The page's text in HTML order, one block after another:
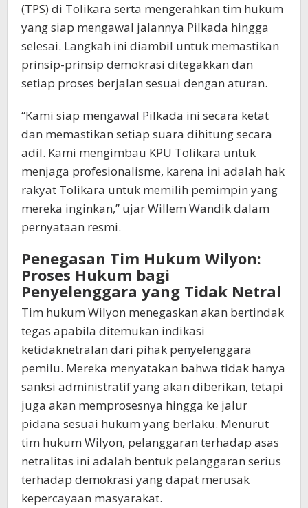
(TPS) di Tolikara serta mengerahkan tim hukum
yang siap mengawal jalannya Pilkada hingga
selesai. Langkah ini diambil untuk memastikan
prinsip-prinsip demokrasi ditegakkan dan
setiap proses berjalan sesuai dengan aturan.
“Kami siap mengawal Pilkada ini secara ketat
dan memastikan setiap suara dihitung secara
adil. Kami mengimbau KPU Tolikara untuk
menjaga profesionalisme, karena ini adalah hak
rakyat Tolikara untuk memilih pemimpin yang
mereka inginkan,” ujar Willem Wandik dalam
pernyataan resmi.
Penegasan Tim Hukum Wilyon:
Proses Hukum bagi
Penyelenggara yang Tidak Netral
Tim hukum Wilyon menegaskan akan bertindak
tegas apabila ditemukan indikasi
ketidaknetralan dari pihak penyelenggara
pemilu. Mereka menyatakan bahwa tidak hanya
sanksi administratif yang akan diberikan, tetapi
juga akan memprosesnya hingga ke jalur
pidana sesuai hukum yang berlaku. Menurut
tim hukum Wilyon, pelanggaran terhadap asas
netralitas ini adalah bentuk pelanggaran serius
terhadap demokrasi yang dapat merusak
kepercayaan masyarakat.